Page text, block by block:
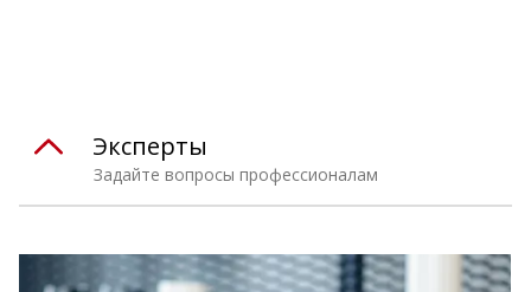
Задайте вопросы профессионалам
Эксперты